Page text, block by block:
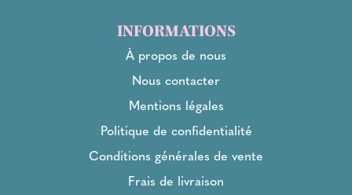
INFORMATIONS
À propos de nous
Nous contacter
Mentions légales
Politique de confidentialité
Conditions générales de vente
Frais de livraison